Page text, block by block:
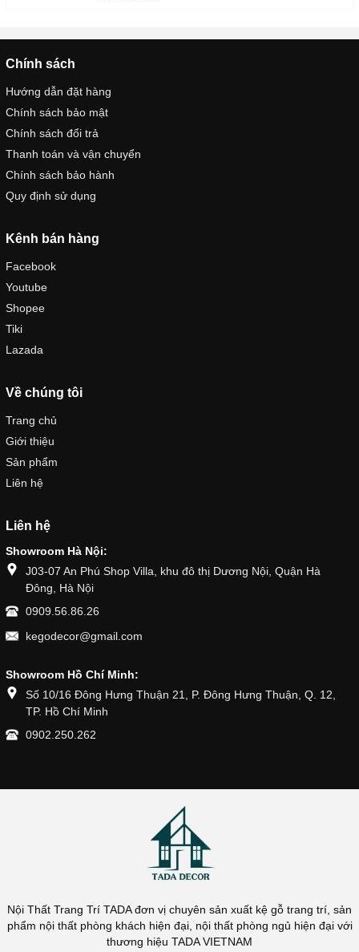
Chính sách
Hướng dẫn đặt hàng
Chính sách bảo mật
Chính sách đổi trả
Thanh toán và vận chuyển
Chính sách bảo hành
Quy định sử dụng
Kênh bán hàng
Facebook
Youtube
Shopee
Tiki
Lazada
Về chúng tôi
Trang chủ
Giới thiệu
Sản phẩm
Liên hệ
Liên hệ
Showroom Hà Nội:
J03-07 An Phú Shop Villa, khu đô thị Dương Nội, Quận Hà
Đông, Hà Nội
0909.56.86.26
kegodecor@gmail.com
Showroom Hồ Chí Minh:
Số 10/16 Đông Hưng Thuận 21, P. Đông Hưng Thuận, Q. 12,
TP. Hồ Chí Minh
0902.250.262
Nội Thất Trang Trí TADA đơn vị chuyên sản xuất kệ gỗ trang trí, sản
phẩm nội thất phòng khách hiện đại, nội thất phòng ngủ hiện đại với
thương hiệu TADA VIETNAM